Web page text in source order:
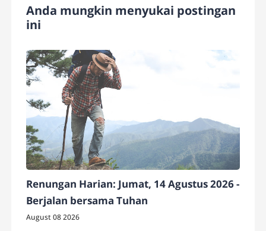
Anda mungkin menyukai postingan
ini
Renungan Harian: Jumat, 14 Agustus 2026 -
Berjalan bersama Tuhan
August 08 2026